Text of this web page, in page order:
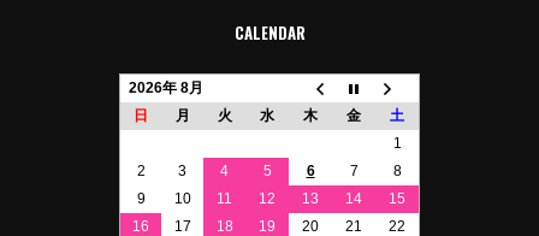
CALENDAR
2026年 8月
日
月 火 水 木 金
土
1
2
3 4 5 6 7
8
9
10 11 12 13 14
15
16
17 18 19 20 21
22